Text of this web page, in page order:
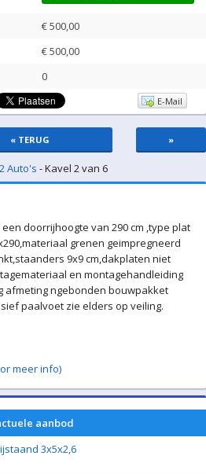
€ 500,00
€500,00
0
E-Mail
« TERUG »
Auto's - Kavel 2 van 6
doorrijhoogte van 290 cm ,type plat
grenen geimpregneerd
9x9 cm,dakplaten niet
en montagehandleiding
afmeting ngebonden bouwpakket
paalvoet zie elders op veiling.
meer info)
aanbod
3x5x2,6